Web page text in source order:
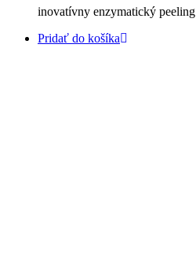
inovatívny enzymatický peeling
Pridať do košíka